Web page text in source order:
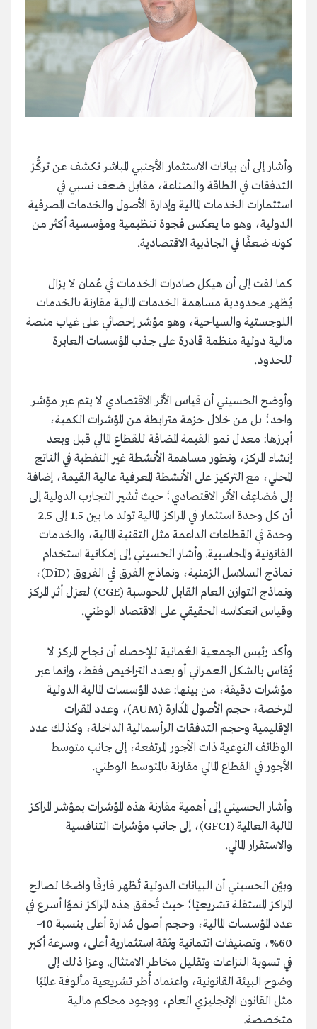
وأشار إلى أن بيانات الاستثمار الأجنبي المباشر تكشف عن تركُّز
التدفقات في الطاقة والصناعة، مقابل ضعف نسبي في
استثمارات الخدمات المالية وإدارة الأصول والخدمات المصرفية
الدولية، وهو ما يعكس فجوة تنظيمية ومؤسسية أكثر من
كونه ضعفًا في الجاذبية الاقتصادية.
كما لفت إلى أن هيكل صادرات الخدمات في عُمان لا يزال
يُظهر محدودية مساهمة الخدمات المالية مقارنة بالخدمات
اللوجستية والسياحية، وهو مؤشر إحصائي على غياب منصة
مالية دولية منظمة قادرة على جذب المؤسسات العابرة
للحدود.
وأوضح الحسيني أن قياس الأثر الاقتصادي لا يتم عبر مؤشر
واحد؛ بل من خلال حزمة مترابطة من المؤشرات الكمية،
أبرزها: معدل نمو القيمة المضافة للقطاع المالي قبل وبعد
إنشاء المركز، وتطور مساهمة الأنشطة غير النفطية في الناتج
المحلي، مع التركيز على الأنشطة المعرفية عالية القيمة، إضافة
إلى مُضاعِف الأثر الاقتصادي؛ حيث تُشير التجارب الدولية إلى
أن كل وحدة استثمار في المراكز المالية تولد ما بين 1.5 إلى 2.5
وحدة في القطاعات الداعمة مثل التقنية المالية، والخدمات
القانونية والمحاسبية. وأشار الحسيني إلى إمكانية استخدام
نماذج السلاسل الزمنية، ونماذج الفرق في الفروق (DiD)،
ونماذج التوازن العام القابل للحوسبة (CGE) لعزل أثر المركز
وقياس انعكاسه الحقيقي على الاقتصاد الوطني.
وأكد رئيس الجمعية العُمانية للإحصاء أن نجاح المركز لا
يُقاس بالشكل العمراني أو بعدد التراخيص فقط، وإنما عبر
مؤشرات دقيقة، من بينها: عدد المؤسسات المالية الدولية
المرخصة، حجم الأصول المُدارة (AUM)، وعدد المقرات
الإقليمية وحجم التدفقات الرأسمالية الداخلة، وكذلك عدد
الوظائف النوعية ذات الأجور المرتفعة، إلى جانب متوسط
الأجور في القطاع المالي مقارنة بالمتوسط الوطني.
وأشار الحسيني إلى أهمية مقارنة هذه المؤشرات بمؤشر المراكز
المالية العالمية (GFCI)، إلى جانب مؤشرات التنافسية
والاستقرار المالي.
وبيّن الحسيني أن البيانات الدولية تُظهر فارقًا واضحًا لصالح
المراكز المستقلة تشريعيًا؛ حيث تُحقق هذه المراكز نموًا أسرع في
عدد المؤسسات المالية، وحجم أصول مُدارة أعلى بنسبة 40-
60%، وتصنيفات ائتمانية وثقة استثمارية أعلى، وسرعة أكبر
في تسوية النزاعات وتقليل مخاطر الامتثال. وعزا ذلك إلى
وضوح البيئة القانونية، واعتماد أُطر تشريعية مألوفة عالميًا
مثل القانون الإنجليزي العام، ووجود محاكم مالية
متخصصة.